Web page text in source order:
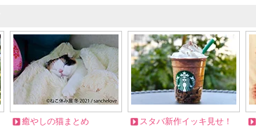
癒やしの猫まとめ スタバ新作イッキ見せ！